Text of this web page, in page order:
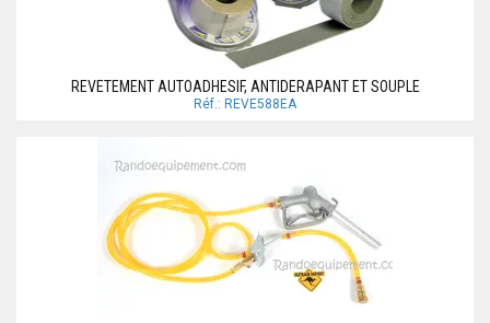
REVETEMENT AUTOADHESIF, ANTIDERAPANT ET SOUPLE
Réf.: REVE588EA